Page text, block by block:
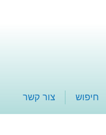
חיפוש צור קשר